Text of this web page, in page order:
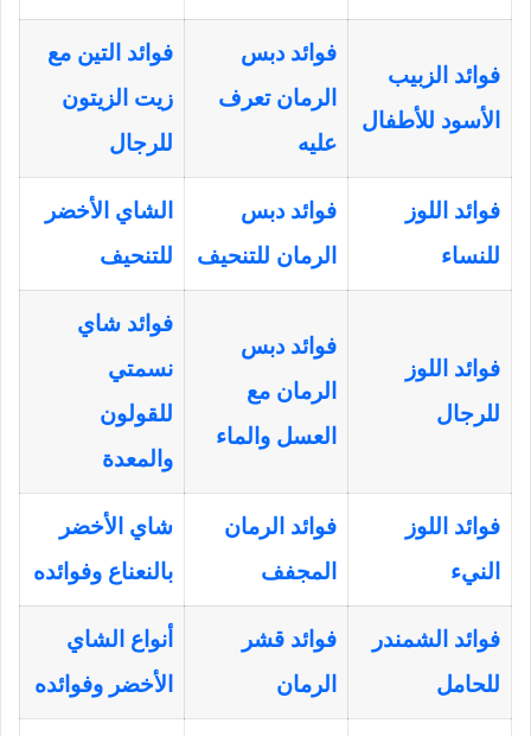
فوائد الزبيب
الأسود للأطفال
فوائد دبس
الرمان تعرف
عليه
فوائد التين مع
زيت الزيتون
للرجال
فوائد اللوز
للنساء
فوائد دبس
الرمان للتنحيف
الشاي الأخضر
للتنحيف
فوائد اللوز
للرجال
فوائد دبس
الرمان مع
العسل والماء
فوائد شاي
نسمتي
للقولون
والمعدة
فوائد اللوز
النيء
فوائد الرمان
المجفف
شاي الأخضر
بالنعناع وفوائده
فوائد الشمندر
للحامل
فوائد قشر
الرمان
أنواع الشاي
الأخضر وفوائده